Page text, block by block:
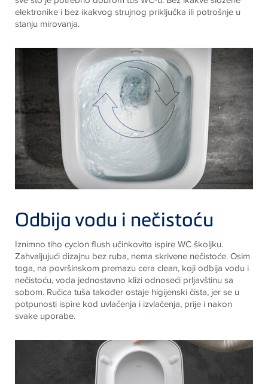
elektronike i bez ikakvog strujnog priključka ili potrošnje u
stanju mirovanja.
Odbija vodu i nečistoću
Iznimno tiho cyclon flush učinkovito ispire WC školjku.
Zahvaljujući dizajnu bez ruba, nema skrivene nečistoće. Osim
toga, na površinskom premazu cera clean, koji odbija vodu i
nečistoću, voda jednostavno klizi odnoseći prljavštinu sa
sobom. Ručica tuša također ostaje higijenski čista, jer se u
potpunosti ispire kod uvlačenja i izvlačenja, prije i nakon
svake uporabe.